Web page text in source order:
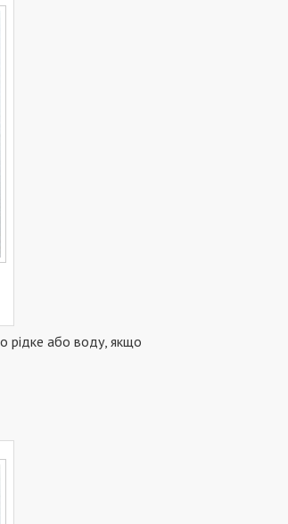
рідке або воду, якщо